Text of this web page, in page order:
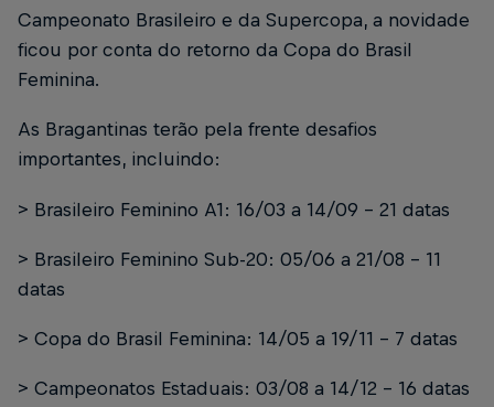
Campeonato Brasileiro e da Supercopa, a novidade
ficou por conta do retorno da Copa do Brasil
Feminina.
As Bragantinas terão pela frente desafios
importantes, incluindo:
> Brasileiro Feminino A1: 16/03 a 14/09 - 21 datas
> Brasileiro Feminino Sub-20: 05/06 a 21/08 - 11
datas
> Copa do Brasil Feminina: 14/05 a 19/11 - 7 datas
> Campeonatos Estaduais: 03/08 a 14/12 - 16 datas